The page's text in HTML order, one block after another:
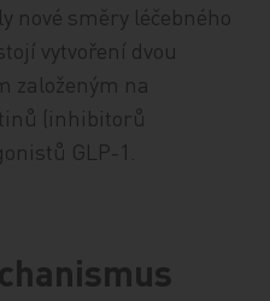
nové směry léčebného
vytvoření dvou
založeným na
(inhibitorů
GLP-1.